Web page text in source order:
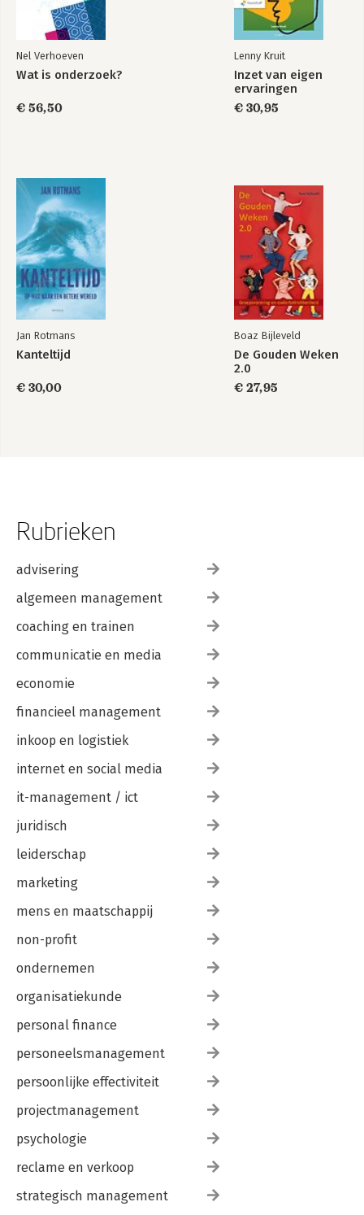
Nel Verhoeven
Wat is onderzoek?
€ 56,50
Lenny Kruit
Inzet van eigen
ervaringen
€ 30,95
Jan Rotmans
Kanteltijd
€ 30,00
Boaz Bijleveld
De Gouden Weken
2.0
€ 27,95
Rubrieken
advisering
algemeen management
coaching en trainen
communicatie en media
economie
financieel management
inkoop en logistiek
internet en social media
it-management / ict
juridisch
leiderschap
marketing
mens en maatschappij
non-profit
ondernemen
organisatiekunde
personal finance
personeelsmanagement
persoonlijke effectiviteit
projectmanagement
psychologie
reclame en verkoop
strategisch management